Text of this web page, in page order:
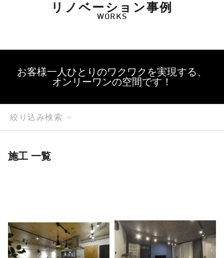
リノベーション事例
WORKS
お客様一人ひとりのワクワクを実現する、
オンリーワンの空間です！
絞り込み検索
施工 一覧